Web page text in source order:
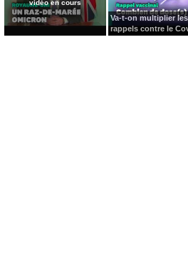
vidéo en cours
Va-t-on multiplier les
rappels contre le